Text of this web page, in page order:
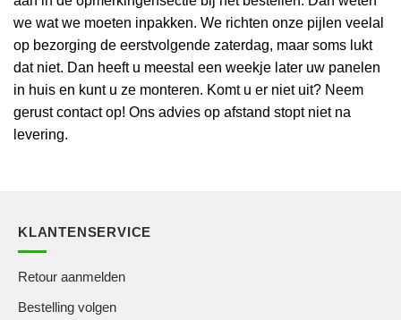
we wat we moeten inpakken. We richten onze pijlen veelal
op bezorging de eerstvolgende zaterdag, maar soms lukt
dat niet. Dan heeft u meestal een weekje later uw panelen
in huis en kunt u ze monteren. Komt u er niet uit? Neem
gerust contact op! Ons advies op afstand stopt niet na
levering.
KLANTENSERVICE
Retour aanmelden
Bestelling volgen